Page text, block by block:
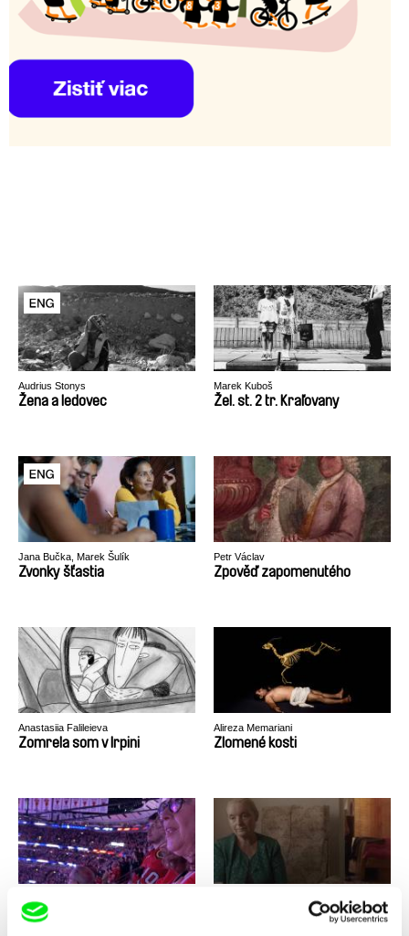
Audrius Stonys
Žena a ledovec
Marek Kuboš
Žel. st. 2 tr. Kraľovany
Jana Bučka, Marek Šulík
Zvonky šťastia
Petr Václav
Zpověď zapomenutého
Anastasiia Falileieva
Zomrela som v Irpini
Alireza Memariani
Zlomené kosti
Zlatí chlapci: Príbehy